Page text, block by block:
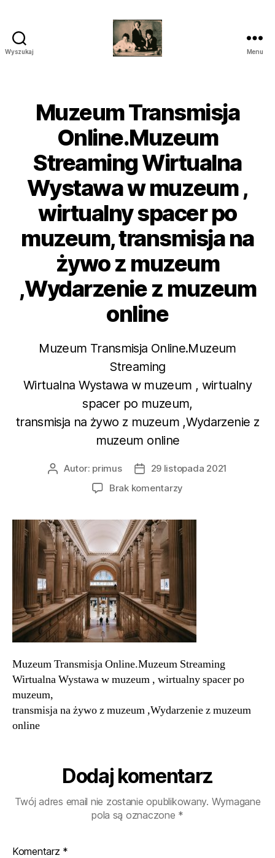
Wyszukaj
śródmieście
piaseczno
Menu
Muzeum Transmisja
Online.Muzeum
Streaming Wirtualna
Wystawa w muzeum ,
wirtualny spacer po
muzeum, transmisja na
żywo z muzeum
,Wydarzenie z muzeum
online
Muzeum Transmisja Online.Muzeum
Streaming
Wirtualna Wystawa w muzeum , wirtualny
spacer po muzeum,
transmisja na żywo z muzeum ,Wydarzenie z
muzeum online
AutorAutor: primus
Data
wpisu
29 listopada 2021
Brak komentarzy
,
wirtualny
spacer
muzeum,
transmisja
żywo
z
muzeum
online
Muzeum Transmisja Online.Muzeum Streaming
Wirtualna Wystawa w muzeum , wirtualny spacer po
muzeum,
transmisja na żywo z muzeum ,Wydarzenie z muzeum
online
Dodaj komentarz
Twój adres email nie zostanie opublikowany. Wymagane
pola są oznaczone *
Komentarz *